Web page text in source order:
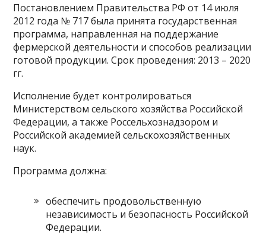
Постановлением Правительства РФ от 14 июля
2012 года № 717 была принята государственная
программа, направленная на поддержание
фермерской деятельности и способов реализации
готовой продукции. Срок проведения: 2013 – 2020
гг.
Исполнение будет контролироваться
Министерством сельского хозяйства Российской
Федерации, а также Россельхознадзором и
Российской академией сельскохозяйственных
наук.
Программа должна:
обеспечить продовольственную
независимость и безопасность Российской
Федерации.